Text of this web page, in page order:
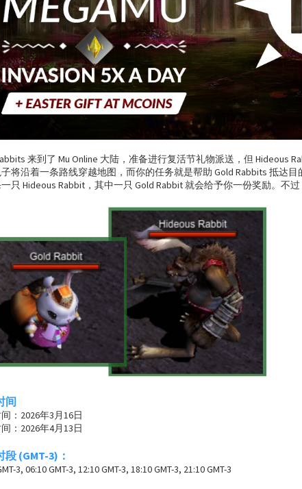
来到了 Mu Online 大陆，准备进行复活节礼物派送，但 Hideous
将沿着一条路线穿越地图，而你的任务就是帮助 Gold Rabbits 抵达目
只 Hideous Rabbit，其中一只 Gold Rabbit 就会给予你一份奖励。不
间
：2026年3月16日
：2026年4月13日
段 (GMT-3)：
3, 06:10 GMT-3, 12:10 GMT-3, 18:10 GMT-3, 21:10 GMT-3